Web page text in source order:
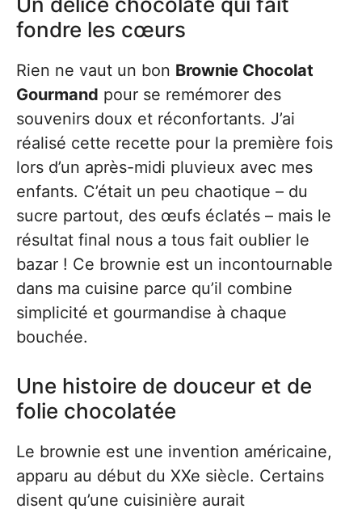
fondre les cœurs
Rien ne vaut un bon Brownie Chocolat
Gourmand pour se remémorer des
souvenirs doux et réconfortants. J’ai
réalisé cette recette pour la première fois
lors d’un après-midi pluvieux avec mes
enfants. C’était un peu chaotique – du
sucre partout, des œufs éclatés – mais le
résultat final nous a tous fait oublier le
bazar ! Ce brownie est un incontournable
dans ma cuisine parce qu’il combine
simplicité et gourmandise à chaque
bouchée.
Une histoire de douceur et de
folie chocolatée
Le brownie est une invention américaine,
apparu au début du XXe siècle. Certains
disent qu’une cuisinière aurait